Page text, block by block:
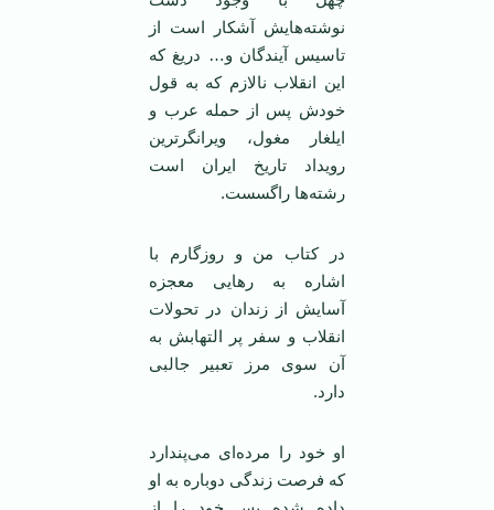
نوشته‌هایش آشکار است از
تاسیس آیندگان و… دریغ که
این انقلاب نالازم که به قول
خودش پس از حمله عرب و
ایلغار مغول، ویرانگر‌ترین
رویداد تاریخ ایران است
رشته‌ها راگسست.
در کتاب من و روزگارم با
اشاره به رهایی معجزه
آسایش از زندان در تحولات
انقلاب و سفر پر التهابش به
آن سوی مرز تعبیر جالبی
دارد.
او خود را مرده‌ای می‌پندارد
که فرصت زندگی دوباره به او